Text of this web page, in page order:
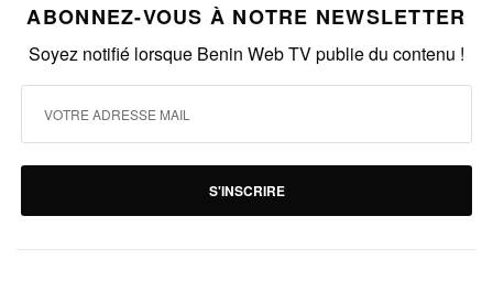
ABONNEZ-VOUS À NOTRE NEWSLETTER
Soyez notifié lorsque Benin Web TV publie du contenu !
S'INSCRIRE